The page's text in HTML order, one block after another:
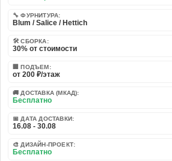
🔧 ФУРНИТУРА:
Blum / Salice / Hettich
🛠️ СБОРКА:
30% от стоимости
🏢 ПОДЪЕМ:
от 200 ₽/этаж
🚚 ДОСТАВКА (МКАД):
Бесплатно
📅 ДАТА ДОСТАВКИ:
16.08 - 30.08
🎨 ДИЗАЙН-ПРОЕКТ:
Бесплатно